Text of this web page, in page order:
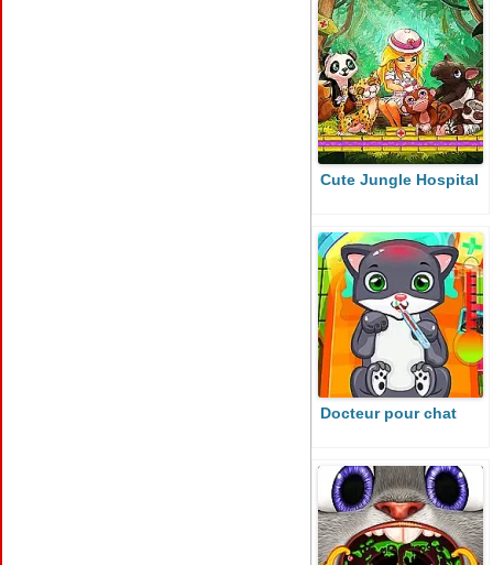
Cute Jungle Hospital
Docteur pour chat